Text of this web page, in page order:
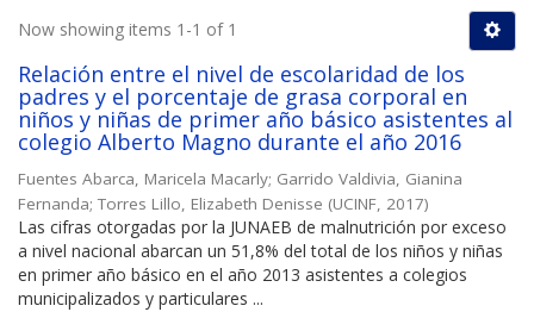
Now showing items 1-1 of 1
Relación entre el nivel de escolaridad de los
padres y el porcentaje de grasa corporal en
niños y niñas de primer año básico asistentes al
colegio Alberto Magno durante el año 2016
Fuentes Abarca, Maricela Macarly; Garrido Valdivia, Gianina
Fernanda; Torres Lillo, Elizabeth Denisse (UCINF, 2017)
Las cifras otorgadas por la JUNAEB de malnutrición por exceso
a nivel nacional abarcan un 51,8% del total de los niños y niñas
en primer año básico en el año 2013 asistentes a colegios
municipalizados y particulares ...